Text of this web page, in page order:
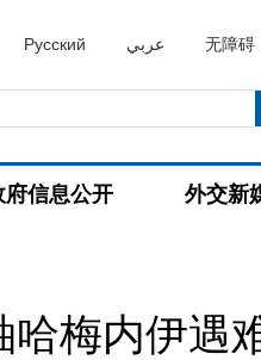
Русский عربي 无障碍
府信息公开 外交新
哈梅内伊遇